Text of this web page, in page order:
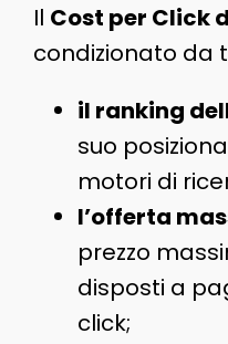
Il Cost per Click
condizionato da
il ranking
suo
motori di
l’offerta
prezzo
disposti a
click;